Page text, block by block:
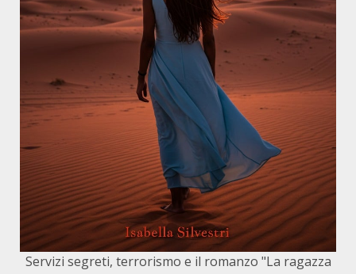
Servizi segreti, terrorismo e il romanzo "La ragazza